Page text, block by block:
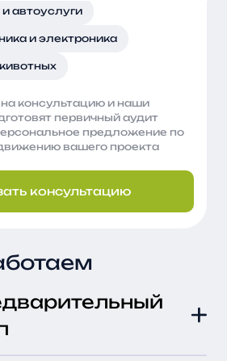
автоуслуги
и электроника
на консультацию и наши
первичный аудит
предложение по
вашего проекта
консультацию